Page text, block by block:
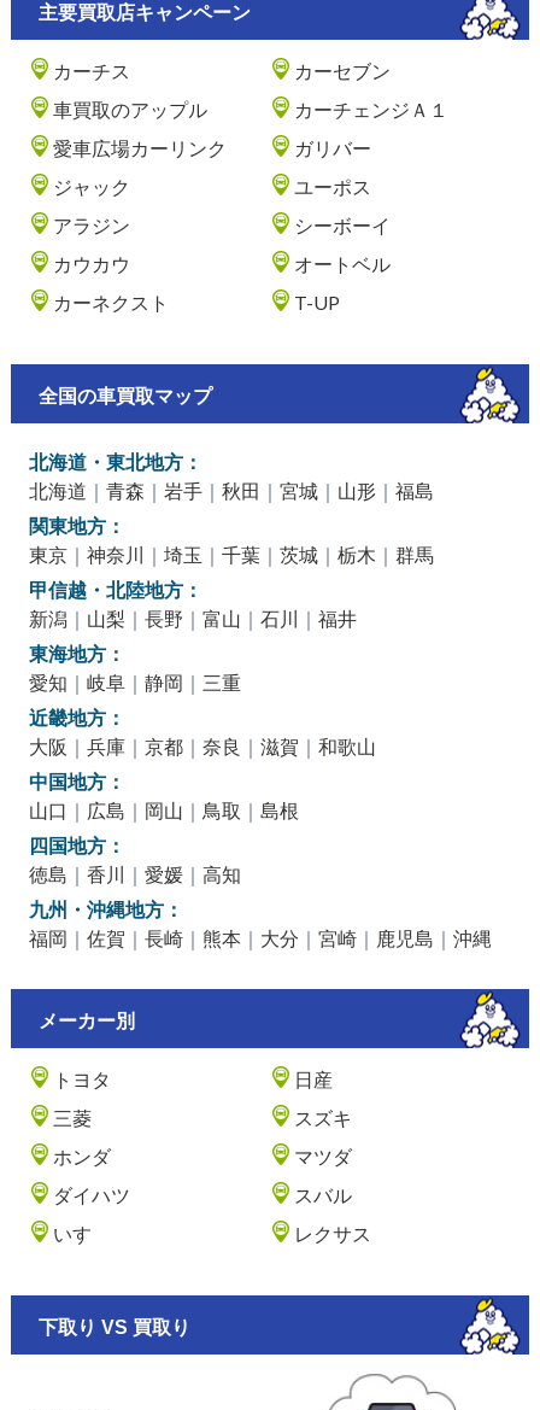
主要買取店キャンペーン
カーチス
カーセブン
車買取のアップル
カーチェンジＡ１
愛車広場カーリンク
ガリバー
ジャック
ユーポス
アラジン
シーボーイ
カウカウ
オートベル
カーネクスト
T-UP
全国の車買取マップ
北海道・東北地方：
北海道 ｜ 青森 ｜ 岩手｜ 秋田 ｜ 宮城｜ 山形｜ 福島
関東地方：
東京｜ 神奈川 ｜ 埼玉 ｜ 千葉｜ 茨城｜ 栃木 ｜ 群馬
甲信越・北陸地方：
新潟 ｜ 山梨 ｜ 長野 ｜ 富山 ｜ 石川 ｜ 福井
東海地方：
愛知 ｜ 岐阜｜ 静岡 ｜ 三重
近畿地方：
大阪 ｜ 兵庫｜ 京都｜ 奈良 ｜ 滋賀 ｜ 和歌山
中国地方：
山口 ｜ 広島 ｜ 岡山 ｜ 鳥取 ｜ 島根
四国地方：
徳島 ｜ 香川 ｜ 愛媛｜ 高知
九州・沖縄地方：
福岡 ｜ 佐賀 ｜ 長崎｜ 熊本 ｜ 大分 ｜ 宮崎｜ 鹿児島 ｜ 沖縄
メーカー別
トヨタ
日産
三菱
スズキ
ホンダ
マツダ
ダイハツ
スバル
いすゞ
レクサス
下取り VS 買取り